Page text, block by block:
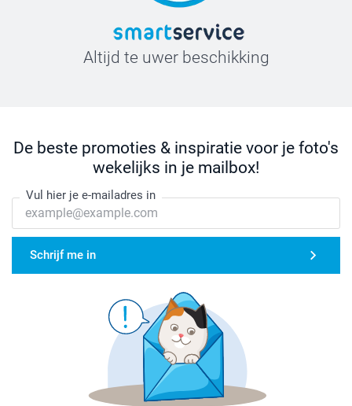
Altijd te uwer beschikking
De beste promoties & inspiratie voor je foto's
wekelijks in je mailbox!
Vul hier je e-mailadres in
Schrijf me in